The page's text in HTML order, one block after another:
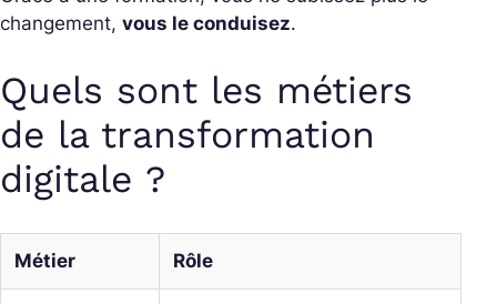
changement, vous le conduisez.
Quels sont les métiers
de la transformation
digitale ?
Métier Rôle